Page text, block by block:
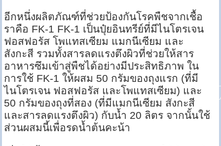
อีกหนึ่งผลิตภัณฑ์ที่ช่วยป้องกันโรคพืชจากเชื้อ
ราคือ FK-1 FK-1 เป็นปุ๋ยอินทรีย์ที่มีไนโตรเจน
ฟอสฟอรัส โพแทสเซียม แมกนีเซียม และ
สังกะสี รวมทั้งสารลดแรงตึงผิวที่ช่วยให้สาร
อาหารซึมเข้าสู่พืชได้อย่างมีประสิทธิภาพ ใน
การใช้ FK-1 ให้ผสม 50 กรัมของถุงแรก (ที่มี
ไนโตรเจน ฟอสฟอรัส และโพแทสเซียม) และ
50 กรัมของถุงที่สอง (ที่มีแมกนีเซียม สังกะสี
และสารลดแรงตึงผิว) กับน้ำ 20 ลิตร จากนั้นใช้
ส่วนผสมนี้เพื่อรดน้ำต้นคะน้า